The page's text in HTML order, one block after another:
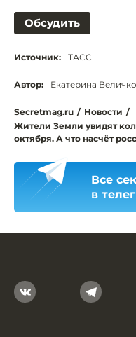
Обсудить
Источник: ТАСС
Автор: Екатерина Величко
Secretmag.ru / Новости /
Жители Земли увидят
октября. А что насчёт
Все
в